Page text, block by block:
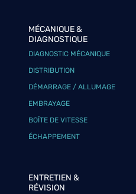
MÉCANIQUE &
DIAGNOSTIQUE
DIAGNOSTIC MÉCANIQUE
DISTRIBUTION
DÉMARRAGE / ALLUMAGE
EMBRAYAGE
BOÎTE DE VITESSE
ÉCHAPPEMENT
ENTRETIEN &
RÉVISION